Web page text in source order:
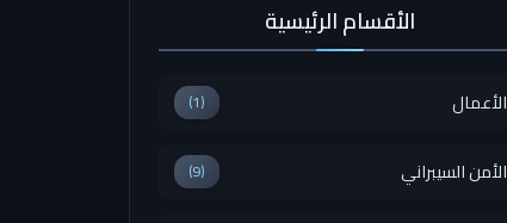
الأقسام الرئيسية
الأعمال (1)
الأمن السيبراني (9)